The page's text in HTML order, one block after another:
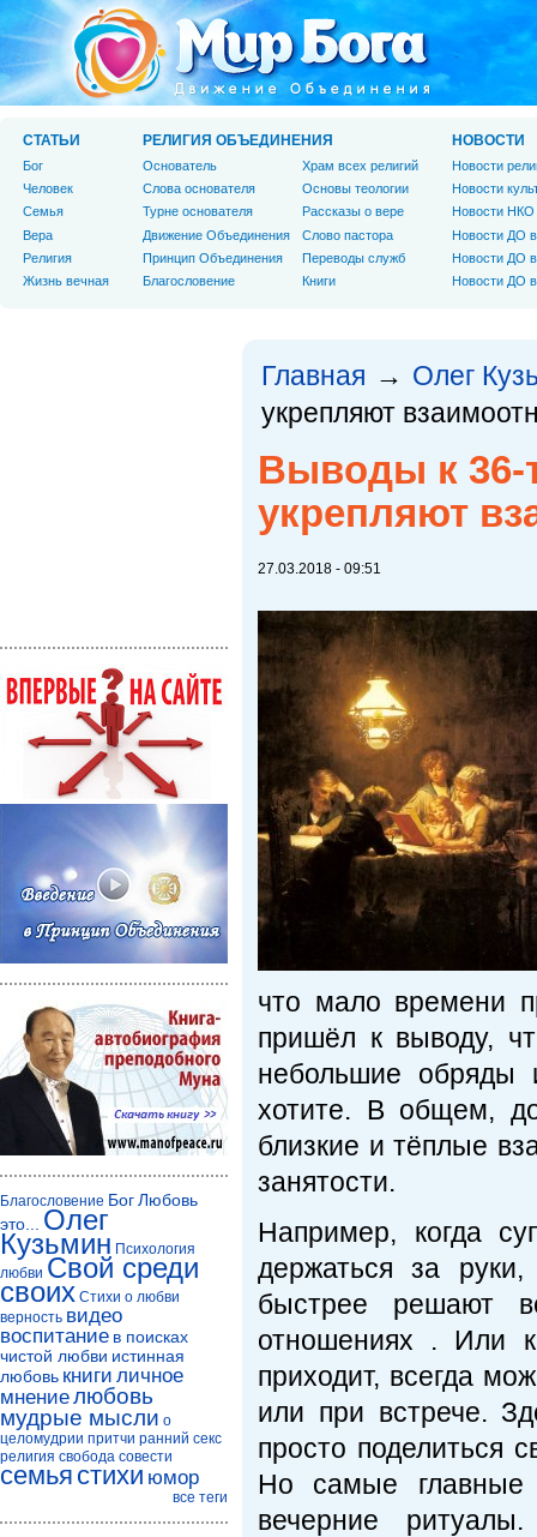
Главная → Олег
укрепляют
Выводы к 36-
укрепляют
27.03.2018 - 09:51
что мало времени
пришёл к выводу,
небольшие обряды
хотите. В общем,
близкие и тёплые
занятости.
Например, когда
держаться за
быстрее решают
отношениях . Или
приходит, всегда
или при встрече.
просто поделиться
Но самые главные
вечерние
СТАТЬИ
Бог
Человек
Cемья
Вера
Религия
Жизнь вечная
РЕЛИГИЯ ОБЪЕДИНЕНИЯ
Основатель
Слова основателя
Турне основателя
Движение Объединения
Принцип Объединения
Благословение
Храм всех религий
Основы теологии
Рассказы о вере
Слово пастора
Переводы служб
Книги
НОВОСТИ
Новости
Новости
Новости НКО
Новости ДО
Новости ДО
Новости ДО
Благословение БогЛюбовь
это...
Олег
Кузьмин Психология
любви Свой среди
своих Стихи о любви
верность видео
воспитание в поисках
чистой любви истинная
любовь книги личное
мнениелюбовь
мудрые мысли о
целомудрии притчи ранний секс
религия свобода совести
семья стихи юмор
все теги